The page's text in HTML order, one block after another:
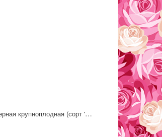
Бузина черная крупноплодная (сорт 'Haidegg 17')